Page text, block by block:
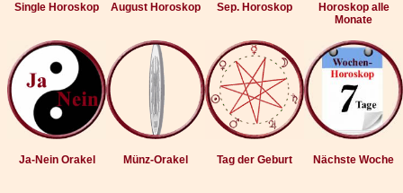
Single Horoskop August Horoskop Sep. Horoskop
Horoskop alle
Monate
Ja-Nein Orakel Münz-Orakel Tag der Geburt Nächste Woche